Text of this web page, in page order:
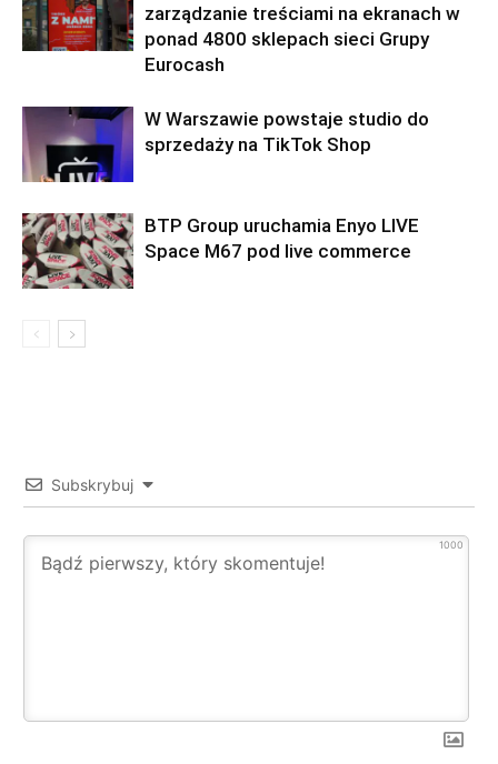
zarządzanie treściami na ekranach w
ponad 4800 sklepach sieci Grupy
Eurocash
W Warszawie powstaje studio do
sprzedaży na TikTok Shop
BTP Group uruchamia Enyo LIVE
Space M67 pod live commerce
Subskrybuj
1000